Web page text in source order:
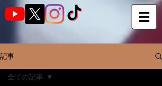
記事
全ての記事